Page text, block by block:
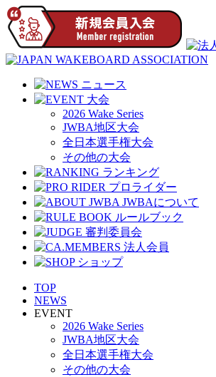
2026 Wake Series
JWBA地区大会
全日本選手権大会
その他の大会
TOP
NEWS
EVENT
2026 Wake Series
JWBA地区大会
全日本選手権大会
その他の大会